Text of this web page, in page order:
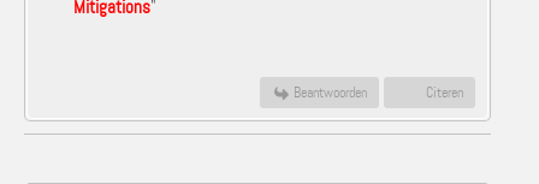
Mitigations"
Beantwoorden Citeren